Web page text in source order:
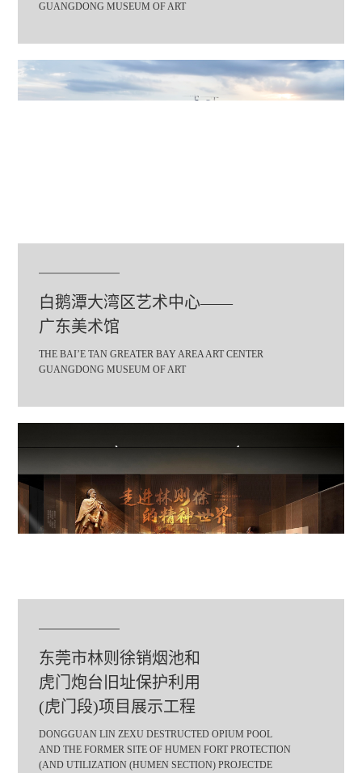
GUANGDONG MUSEUM OF ART
白鹅潭大湾区艺术中心——
广东美术馆
THE BAI’E TAN GREATER BAY AREA ART CENTER
GUANGDONG MUSEUM OF ART
东莞市林则徐销烟池和
虎门炮台旧址保护利用
(虎门段)项目展示工程
DONGGUAN LIN ZEXU DESTRUCTED OPIUM POOL
AND THE FORMER SITE OF HUMEN FORT PROTECTION
(AND UTILIZATION (HUMEN SECTION) PROJECTDE